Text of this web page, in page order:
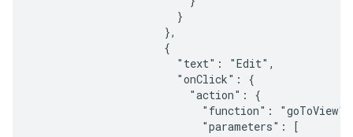
                       }
                     },
                     {
                       "text": "Edit",
                       "onClick": {
                         "action": {
                           "function": "goToView",
                           "parameters": [